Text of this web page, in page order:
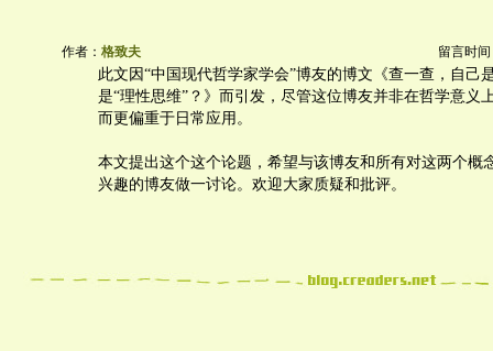
作者： 格致夫 留言时间
此文因“中国现代哲学家学会”博友的博文《查一查，自己
是“理性思维”？》而引发，尽管这位博友并非在哲学意义
而更偏重于日常应用。
本文提出这个这个论题，希望与该博友和所有对这两个概
兴趣的博友做一讨论。欢迎大家质疑和批评。